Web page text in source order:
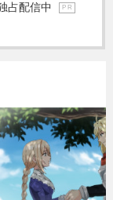
占配信中
P R